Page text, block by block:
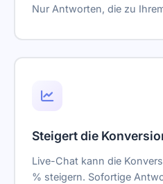
Nur Antworten, die zu
Steigert die
Live-Chat kann die
% steigern. Sofortige